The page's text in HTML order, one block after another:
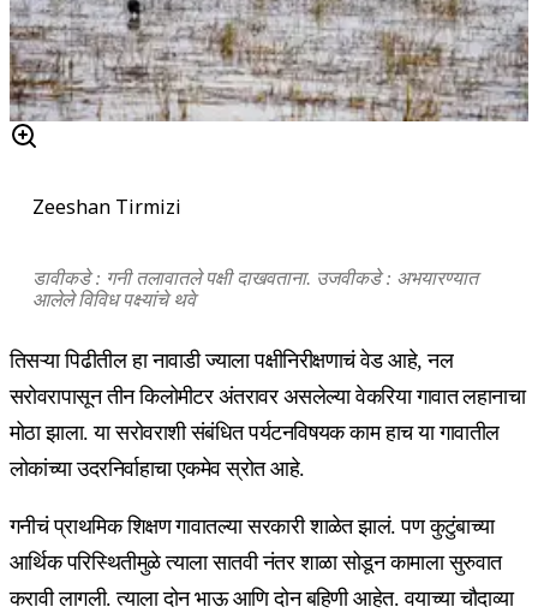
Zeeshan Tirmizi
डावीकडे : गनी तलावातले पक्षी दाखवताना. उजवीकडे : अभयारण्यात
आलेले विविध पक्ष्यांचे थवे
तिसऱ्या पिढीतील हा नावाडी ज्याला पक्षीनिरीक्षणाचं वेड आहे, नल
सरोवरापासून तीन किलोमीटर अंतरावर असलेल्या वेकरिया गावात लहानाचा
मोठा झाला. या सरोवराशी संबंधित पर्यटनविषयक काम हाच या गावातील
लोकांच्या उदरनिर्वाहाचा एकमेव स्रोत आहे.
गनीचं प्राथमिक शिक्षण गावातल्या सरकारी शाळेत झालं. पण कुटुंबाच्या
आर्थिक परिस्थितीमुळे त्याला सातवी नंतर शाळा सोडून कामाला सुरुवात
करावी लागली. त्याला दोन भाऊ आणि दोन बहिणी आहेत. वयाच्या चौदाव्या